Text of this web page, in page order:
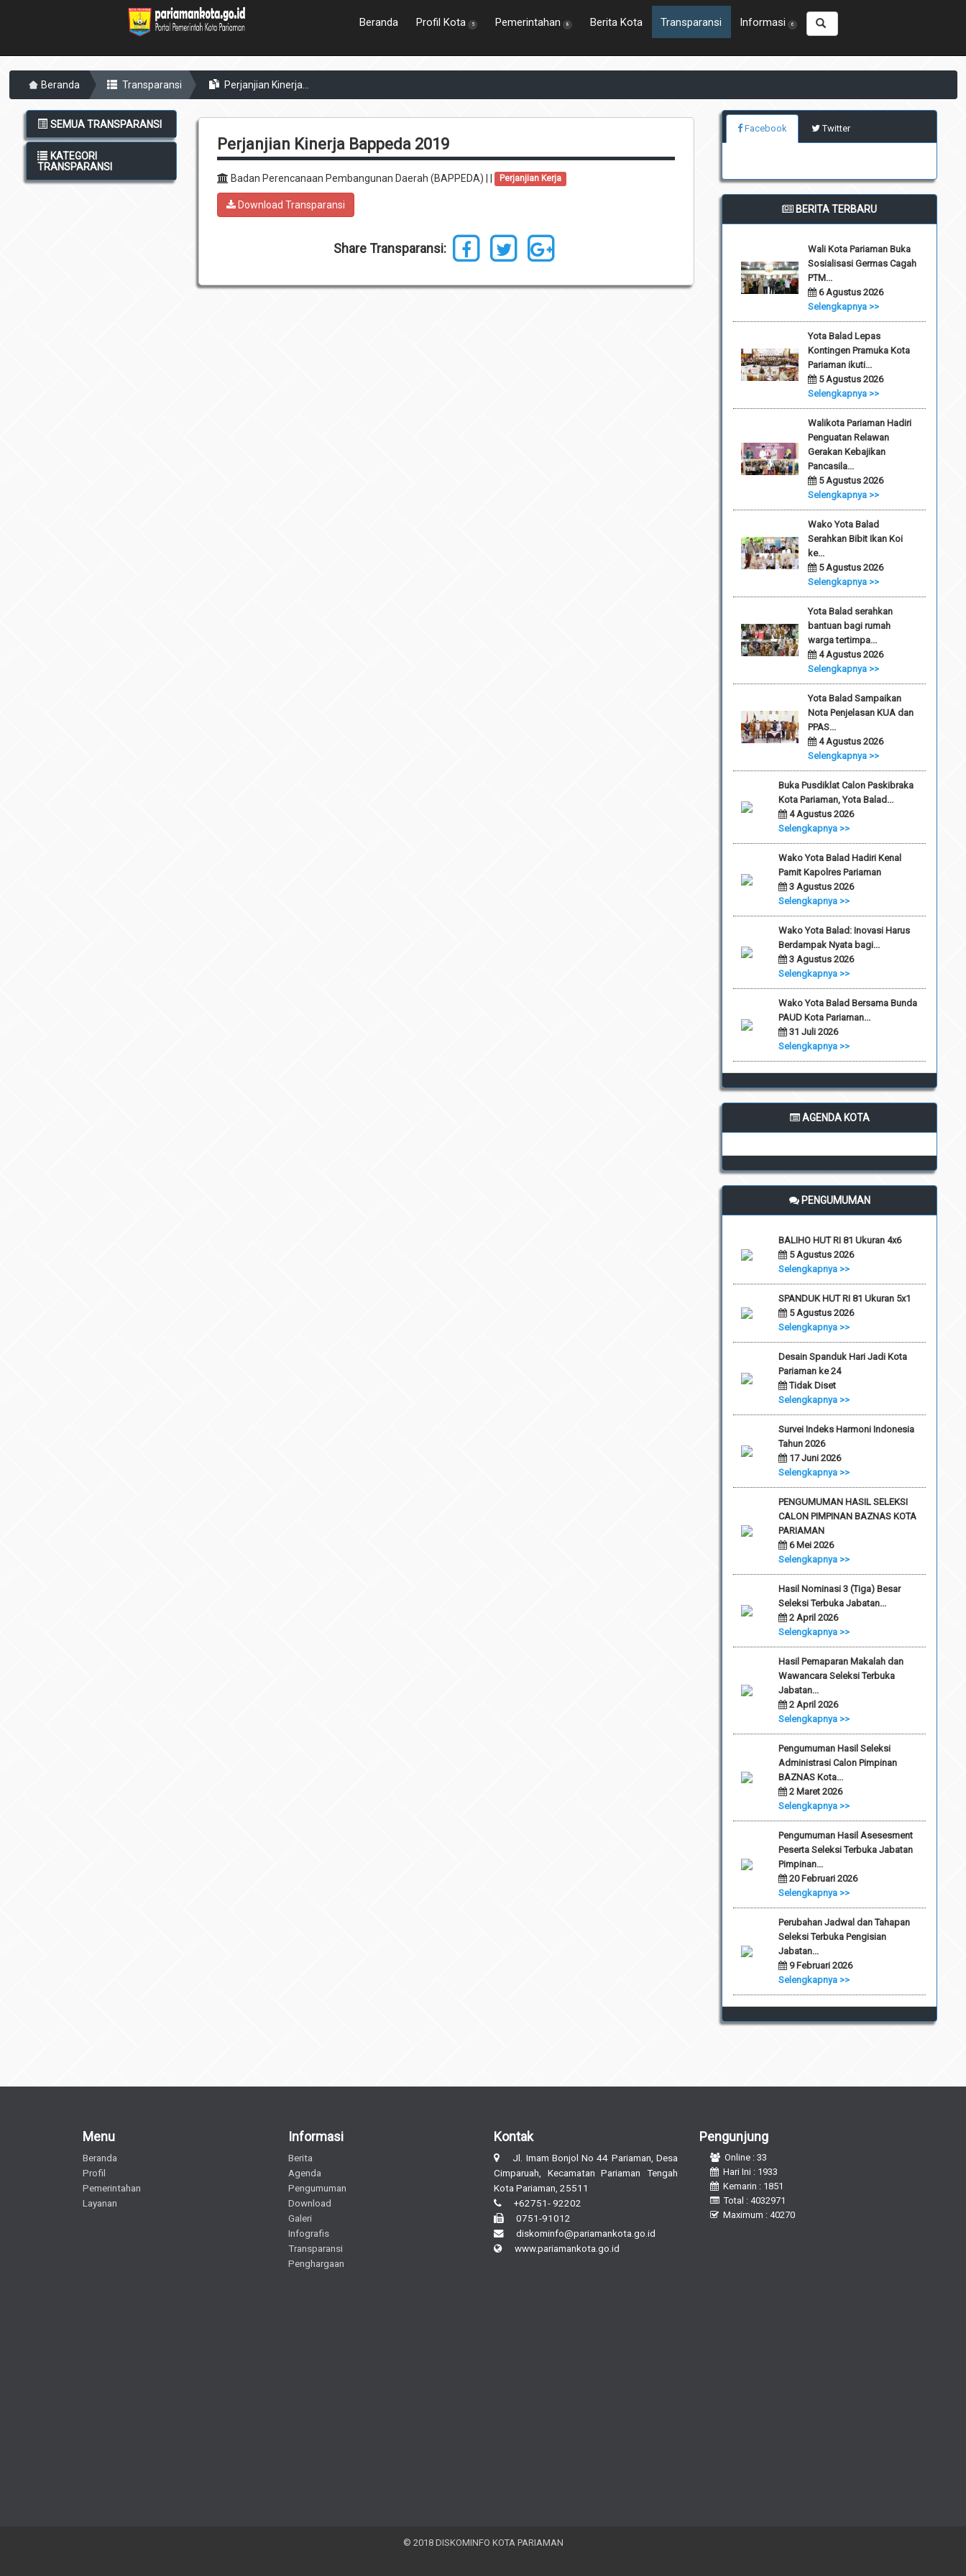
Beranda Profil Kota 5 Pemerintahan 8 Berita Kota Transparansi Informasi 6
Beranda Transparansi Perjanjian Kinerja...
SEMUA TRANSPARANSI
KATEGORI
TRANSPARANSI
Perjanjian Kinerja Bappeda 2019
Badan Perencanaan Pembangunan Daerah (BAPPEDA) | | Perjanjian Kerja
Download Transparansi
Share Transparansi:
Facebook Twitter
BERITA TERBARU
Wali Kota Pariaman Buka
Sosialisasi Germas Cagah
PTM...
6 Agustus 2026
Selengkapnya >>
Yota Balad Lepas
Kontingen Pramuka Kota
Pariaman ikuti...
5 Agustus 2026
Selengkapnya >>
Walikota Pariaman Hadiri
Penguatan Relawan
Gerakan Kebajikan
Pancasila...
5 Agustus 2026
Selengkapnya >>
Wako Yota Balad
Serahkan Bibit Ikan Koi
ke...
5 Agustus 2026
Selengkapnya >>
Yota Balad serahkan
bantuan bagi rumah
warga tertimpa...
4 Agustus 2026
Selengkapnya >>
Yota Balad Sampaikan
Nota Penjelasan KUA dan
PPAS...
4 Agustus 2026
Selengkapnya >>
Buka Pusdiklat Calon Paskibraka
Kota Pariaman, Yota Balad...
4 Agustus 2026
Selengkapnya >>
Wako Yota Balad Hadiri Kenal
Pamit Kapolres Pariaman
3 Agustus 2026
Selengkapnya >>
Wako Yota Balad: Inovasi Harus
Berdampak Nyata bagi...
3 Agustus 2026
Selengkapnya >>
Wako Yota Balad Bersama Bunda
PAUD Kota Pariaman...
31 Juli 2026
Selengkapnya >>
AGENDA KOTA
PENGUMUMAN
BALIHO HUT RI 81 Ukuran 4x6
5 Agustus 2026
Selengkapnya >>
SPANDUK HUT RI 81 Ukuran 5x1
5 Agustus 2026
Selengkapnya >>
Desain Spanduk Hari Jadi Kota
Pariaman ke 24
Tidak Diset
Selengkapnya >>
Survei Indeks Harmoni Indonesia
Tahun 2026
17 Juni 2026
Selengkapnya >>
PENGUMUMAN HASIL SELEKSI
CALON PIMPINAN BAZNAS KOTA
PARIAMAN
6 Mei 2026
Selengkapnya >>
Hasil Nominasi 3 (Tiga) Besar
Seleksi Terbuka Jabatan...
2 April 2026
Selengkapnya >>
Hasil Pemaparan Makalah dan
Wawancara Seleksi Terbuka
Jabatan...
2 April 2026
Selengkapnya >>
Pengumuman Hasil Seleksi
Administrasi Calon Pimpinan
BAZNAS Kota...
2 Maret 2026
Selengkapnya >>
Pengumuman Hasil Asesesment
Peserta Seleksi Terbuka Jabatan
Pimpinan...
20 Februari 2026
Selengkapnya >>
Perubahan Jadwal dan Tahapan
Seleksi Terbuka Pengisian
Jabatan...
9 Februari 2026
Selengkapnya >>
Menu
Beranda
Profil
Pemerintahan
Layanan
Informasi
Berita
Agenda
Pengumuman
Download
Galeri
Infografis
Transparansi
Penghargaan
Kontak
Jl. Imam Bonjol No 44 Pariaman, Desa
Cimparuah, Kecamatan Pariaman Tengah
Kota Pariaman, 25511
+62751- 92202
0751-91012
diskominfo@pariamankota.go.id
www.pariamankota.go.id
Pengunjung
Online : 33
Hari Ini : 1933
Kemarin : 1851
Total : 4032971
Maximum : 40270
© 2018 DISKOMINFO KOTA PARIAMAN